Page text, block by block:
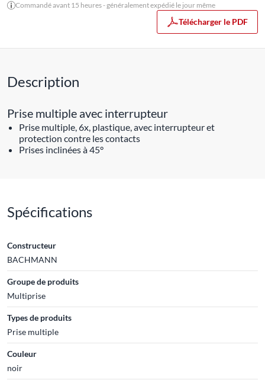
Commandé avant 15 heures - généralement expédié le jour même
Télécharger le PDF
Description
Prise multiple avec interrupteur
Prise multiple, 6x, plastique, avec interrupteur et
protection contre les contacts
Prises inclinées à 45°
Spécifications
Constructeur
BACHMANN
Groupe de produits
Multiprise
Types de produits
Prise multiple
Couleur
noir